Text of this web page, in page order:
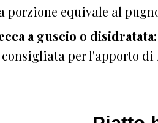
porzione equivale al
a guscio o
consigliata per l'apporto